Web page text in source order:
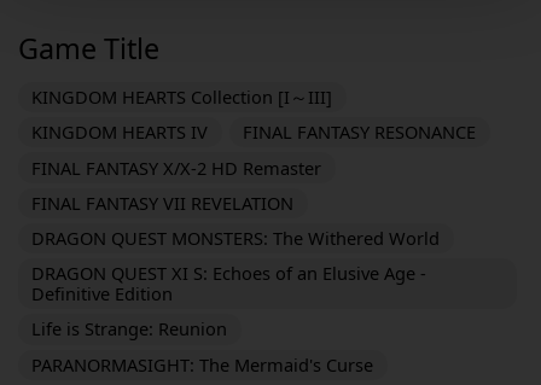
Game Title
KINGDOM HEARTS Collection [I～III]
KINGDOM HEARTS IV
FINAL FANTASY RESONANCE
FINAL FANTASY X/X-2 HD Remaster
FINAL FANTASY VII REVELATION
DRAGON QUEST MONSTERS: The Withered World
DRAGON QUEST XI S: Echoes of an Elusive Age -
Definitive Edition
Life is Strange: Reunion
PARANORMASIGHT: The Mermaid's Curse